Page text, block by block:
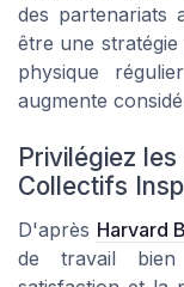
des partenariats
être une
physique
augmente
Privilégiez
Collectifs
D'après Harvard
de travail bien